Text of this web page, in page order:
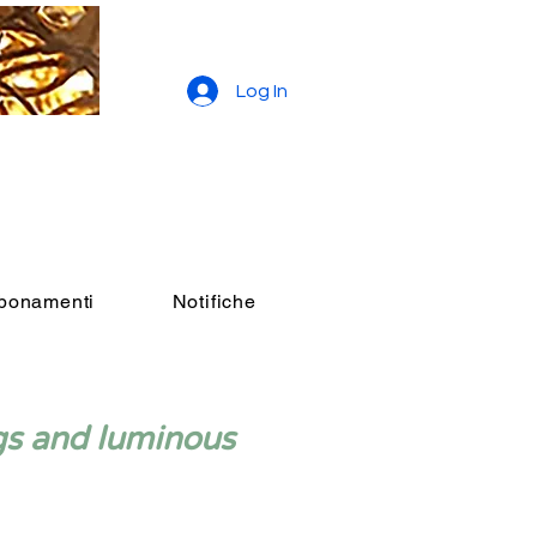
Log In
Notifiche
and luminous